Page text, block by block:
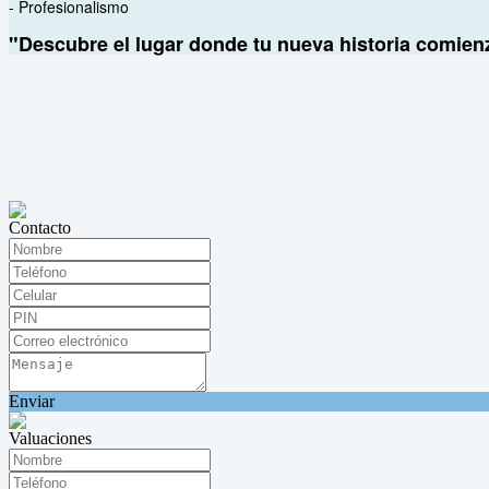
- Profesionalismo
"Descubre el lugar donde tu nueva historia
Contacto
Enviar
Valuaciones